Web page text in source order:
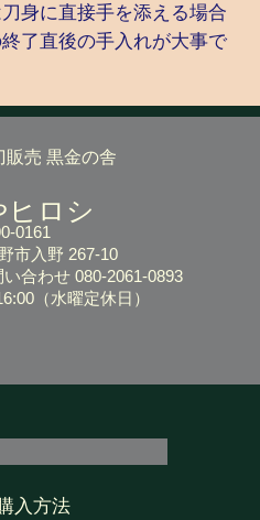
身に直接手を添える場合
了直後の手入れが大事で
販売 黒金の舎
ヒロシ
0161
市入野 267-10
い合わせ 080-2061-0893
（水曜定休日）
入方法